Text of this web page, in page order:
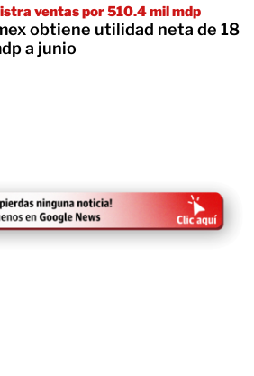
ventas por 510.4 mil mdp
obtiene utilidad neta de 18
a junio